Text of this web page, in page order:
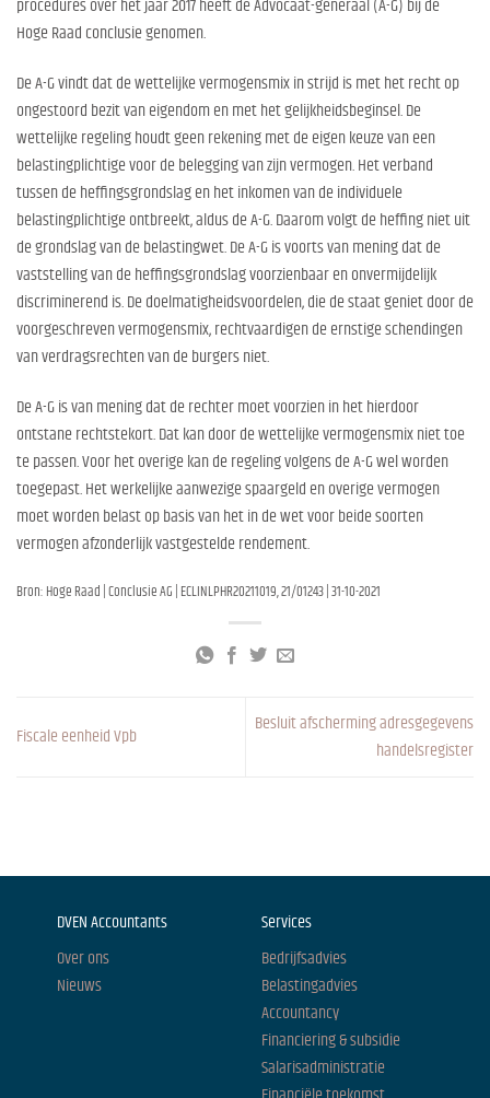
procedures over het jaar 2017 heeft de Advocaat-generaal (A-G) bij de
Hoge Raad conclusie genomen.
De A-G vindt dat de wettelijke vermogensmix in strijd is met het recht op
ongestoord bezit van eigendom en met het gelijkheidsbeginsel. De
wettelijke regeling houdt geen rekening met de eigen keuze van een
belastingplichtige voor de belegging van zijn vermogen. Het verband
tussen de heffingsgrondslag en het inkomen van de individuele
belastingplichtige ontbreekt, aldus de A-G. Daarom volgt de heffing niet uit
de grondslag van de belastingwet. De A-G is voorts van mening dat de
vaststelling van de heffingsgrondslag voorzienbaar en onvermijdelijk
discriminerend is. De doelmatigheidsvoordelen, die de staat geniet door de
voorgeschreven vermogensmix, rechtvaardigen de ernstige schendingen
van verdragsrechten van de burgers niet.
De A-G is van mening dat de rechter moet voorzien in het hierdoor
ontstane rechtstekort. Dat kan door de wettelijke vermogensmix niet toe
te passen. Voor het overige kan de regeling volgens de A-G wel worden
toegepast. Het werkelijke aanwezige spaargeld en overige vermogen
moet worden belast op basis van het in de wet voor beide soorten
vermogen afzonderlijk vastgestelde rendement.
Bron: Hoge Raad | Conclusie AG | ECLINLPHR20211019, 21/01243 | 31-10-2021
Fiscale eenheid Vpb
Besluit afscherming adresgegevens
handelsregister
DVEN Accountants
Over ons
Nieuws
Services
Bedrijfsadvies
Belastingadvies
Accountancy
Financiering & subsidie
Salarisadministratie